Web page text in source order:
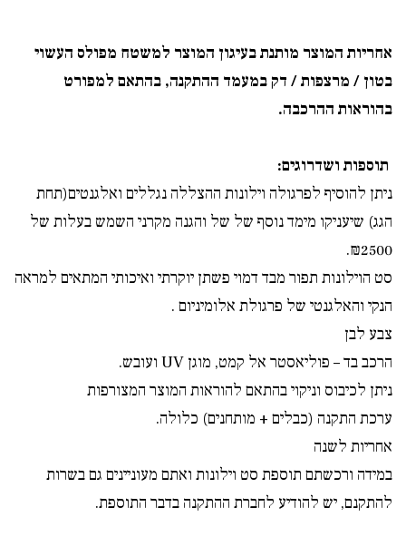
אחריות המוצר מותנת בעיגון המוצר למשטח מפולס העשוי
בטון / מרצפות / דק במעמד ההתקנה, בהתאם למפורט
בהוראות ההרכבה.
תוספות ושדרוגים:
ניתן להוסיף לפרגולה וילונות ההצללה נגללים ואלגנטים(תחת
הגג) שיעניקו מימד נוסף של של והגנה מקרני השמש בעלות של
₪2500.
סט הוילונות תפור מבד דמוי פשתן יוקרתי ואיכותי המתאים למראה
הנקי והאלגנטי של פרגולת אלומיניום .
צבע לבן
הרכב בד – פוליאסטר אל קמט, מוגן UV ועובש.
ניתן לכיבוס וניקוי בהתאם להוראות המוצר המצורפות
ערכת התקנה (כבלים + מותחנים) כלולה.
אחריות לשנה
במידה ורכשתם תוספת סט וילונות ואתם מעוניינים גם בשרות
להתקנם, יש להודיע לחברת ההתקנה בדבר התוספת.